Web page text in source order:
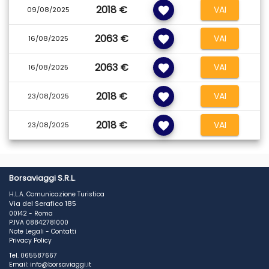
09/08/2025 2018 € favorite VAI
16/08/2025 2063 € favorite VAI
16/08/2025 2063 € favorite VAI
23/08/2025 2018 € favorite VAI
23/08/2025 2018 € favorite VAI
Borsaviaggi S.R.L.
H.L.A. Comunicazione Turistica
Via del Serafico 185
00142 - Roma
P.IVA 08842781000
Note Legali - Contatti
Privacy Policy
Tel. 065587667
Email: info@borsaviaggi.it